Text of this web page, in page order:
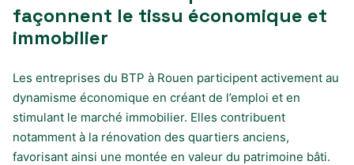
façonnent le tissu économique et
immobilier
Les entreprises du BTP à Rouen participent activement au
dynamisme économique en créant de l’emploi et en
stimulant le marché immobilier. Elles contribuent
notamment à la rénovation des quartiers anciens,
favorisant ainsi une montée en valeur du patrimoine bâti.